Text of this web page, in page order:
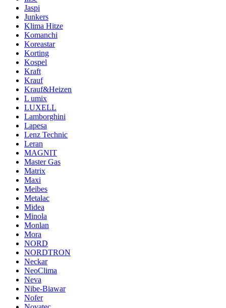
Jaspi
Junkers
Klima Hitze
Komanchi
Koreastar
Korting
Kospel
Kraft
Krauf
Krauf&Heizen
L umix
LUXELL
Lamborghini
Lapesa
Lenz Technic
Leran
MAGNIT
Master Gas
Matrix
Maxi
Meibes
Metalac
Midea
Minola
Monlan
Mora
NORD
NORDTRON
Neckar
NeoClima
Neva
Nibe-Biawar
Nofer